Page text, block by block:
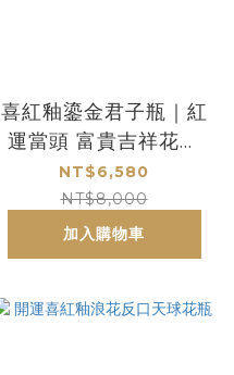
喜紅釉鎏金君子瓶｜紅
運當頭 富貴吉祥花瓶
收藏送禮首選
NT$6,580
NT$8,000
加入購物車